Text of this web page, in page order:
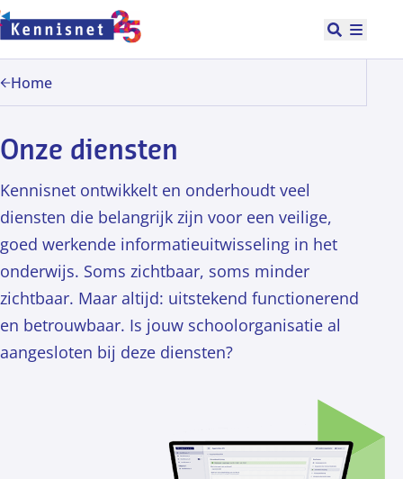
Doorgaan naar hoofdinhoud
Open
Home
Onze diensten
Kennisnet ontwikkelt en onderhoudt veel
diensten die belangrijk zijn voor een veilige,
goed werkende informatieuitwisseling in het
onderwijs. Soms zichtbaar, soms minder
zichtbaar. Maar altijd: uitstekend functionerend
en betrouwbaar. Is jouw schoolorganisatie al
aangesloten bij deze diensten?